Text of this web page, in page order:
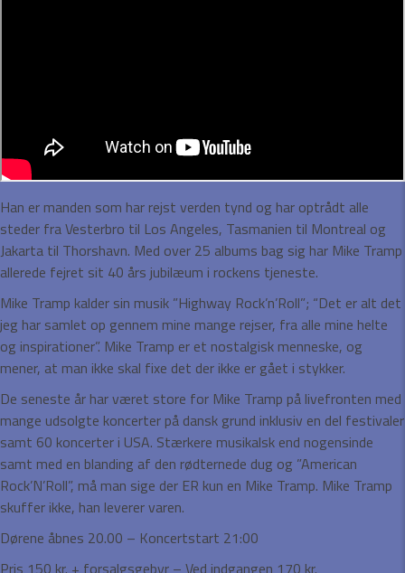
Han er manden som har rejst verden tynd og har optrådt alle
steder fra Vesterbro til Los Angeles, Tasmanien til Montreal og
Jakarta til Thorshavn. Med over 25 albums bag sig har Mike Tramp
allerede fejret sit 40 års jubilæum i rockens tjeneste.
Mike Tramp kalder sin musik ”Highway Rock’n’Roll”; “Det er alt det
jeg har samlet op gennem mine mange rejser, fra alle mine helte
og inspirationer”. Mike Tramp er et nostalgisk menneske, og
mener, at man ikke skal fixe det der ikke er gået i stykker.
De seneste år har været store for Mike Tramp på livefronten med
mange udsolgte koncerter på dansk grund inklusiv en del festivaler
samt 60 koncerter i USA. Stærkere musikalsk end nogensinde
samt med en blanding af den rødternede dug og ”American
Rock’N’Roll”, må man sige der ER kun en Mike Tramp. Mike Tramp
skuffer ikke, han leverer varen.
Dørene åbnes 20.00 – Koncertstart 21:00